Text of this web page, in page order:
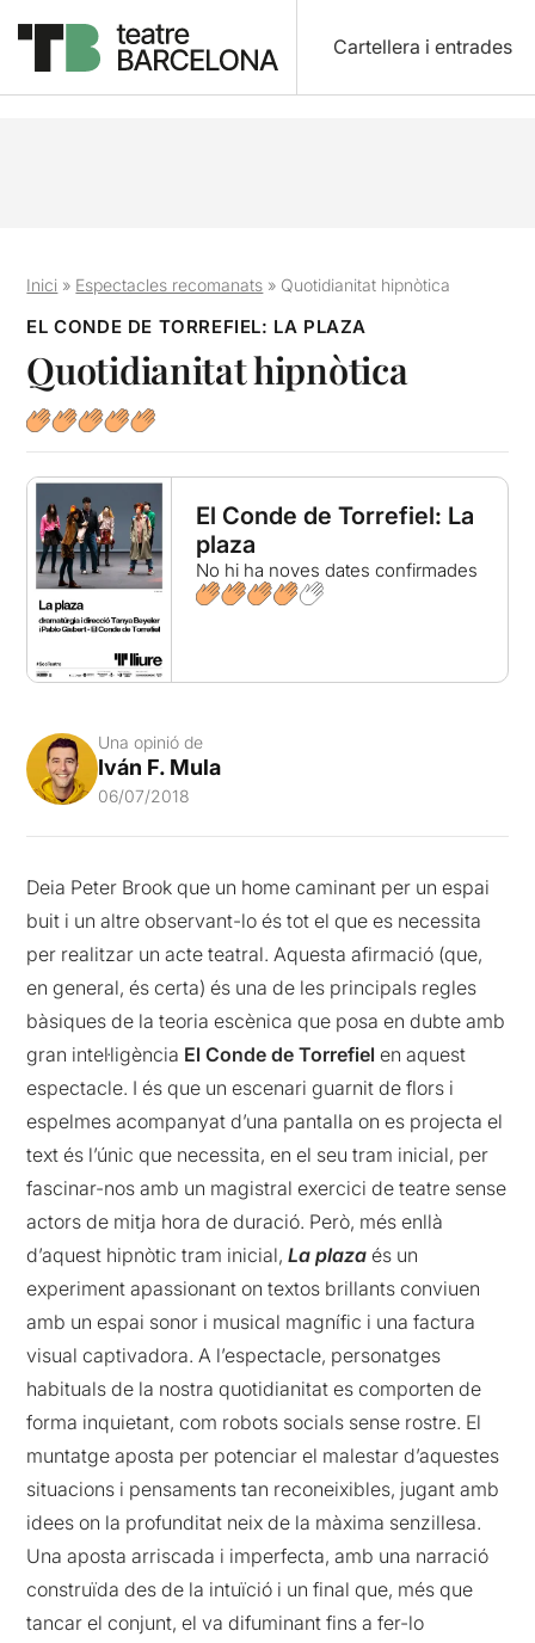
Cartellera i entrades
Inici » Espectacles recomanats » Quotidianitat hipnòtica
EL CONDE DE TORREFIEL: LA PLAZA
Quotidianitat hipnòtica
El Conde de Torrefiel: La
plaza
No hi ha noves dates confirmades
Una opinió de
Iván F. Mula
06/07/2018
Deia Peter Brook que un home caminant per un espai
buit i un altre observant-lo és tot el que es necessita
per realitzar un acte teatral. Aquesta afirmació (que,
en general, és certa) és una de les principals regles
bàsiques de la teoria escènica que posa en dubte amb
gran intel·ligència El Conde de Torrefiel en aquest
espectacle. I és que un escenari guarnit de flors i
espelmes acompanyat d’una pantalla on es projecta el
text és l’únic que necessita, en el seu tram inicial, per
fascinar-nos amb un magistral exercici de teatre sense
actors de mitja hora de duració. Però, més enllà
d’aquest hipnòtic tram inicial,La plazaés un
experiment apassionant on textos brillants conviuen
amb un espai sonor i musical magnífic i una factura
visual captivadora. A l’espectacle, personatges
habituals de la nostra quotidianitat es comporten de
forma inquietant, com robots socials sense rostre. El
muntatge aposta per potenciar el malestar d’aquestes
situacions i pensaments tan reconeixibles, jugant amb
idees on la profunditat neix de la màxima senzillesa.
Una aposta arriscada i imperfecta, amb una narració
construïda des de la intuïció i un final que, més que
tancar el conjunt, el va difuminant fins a fer-lo